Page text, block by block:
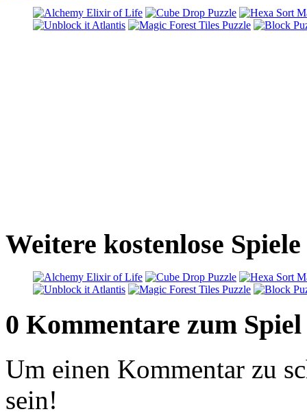
Weitere kostenlose
0 Kommentare zum Spiel
Um einen Kommentar zu
sein!